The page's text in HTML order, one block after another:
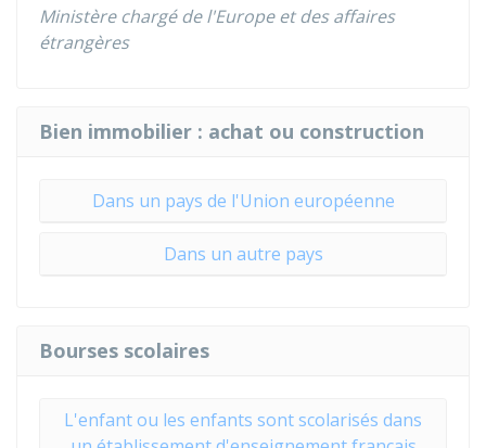
Ministère chargé de l'Europe et des affaires
étrangères
Bien immobilier : achat ou construction
Dans un pays de l'Union européenne
Dans un autre pays
Bourses scolaires
L'enfant ou les enfants sont scolarisés dans